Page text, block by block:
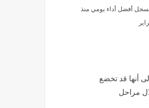
أفضل أداء يومي منذ
أنها قد تخضع
مراحل